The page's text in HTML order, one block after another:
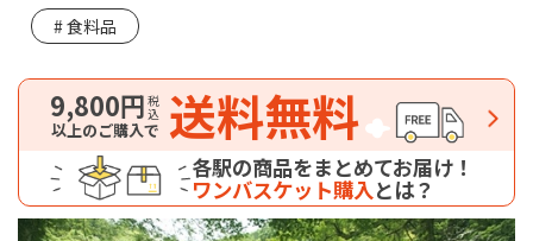
食料品
9,800円税込
以上のご購入で 送料無料
各駅の商品をまとめてお届け！
ワンバスケット購入とは？